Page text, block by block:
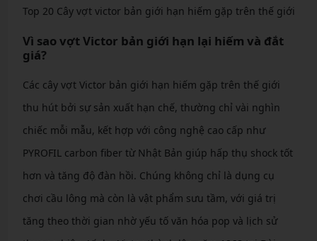
Top 20 Cây vợt victor bản giới hạn hiếm gặp trên thế giới
Vì sao vợt Victor bản giới hạn lại hiếm và đắt
giá?
Các cây vợt Victor bản giới hạn hiếm gặp trên thế giới
thu hút bởi sự sản xuất hạn chế, thường chỉ vài nghìn
chiếc mỗi mẫu, kết hợp với công nghệ cao cấp như
PYROFIL carbon fiber từ Nhật Bản giúp hấp thụ shock tốt
hơn và tăng độ đàn hồi. Chúng không chỉ là dụng cụ
chơi cầu lông mà còn là vật phẩm sưu tầm, với giá trị
tăng theo thời gian nhờ yếu tố văn hóa pop và lịch sử